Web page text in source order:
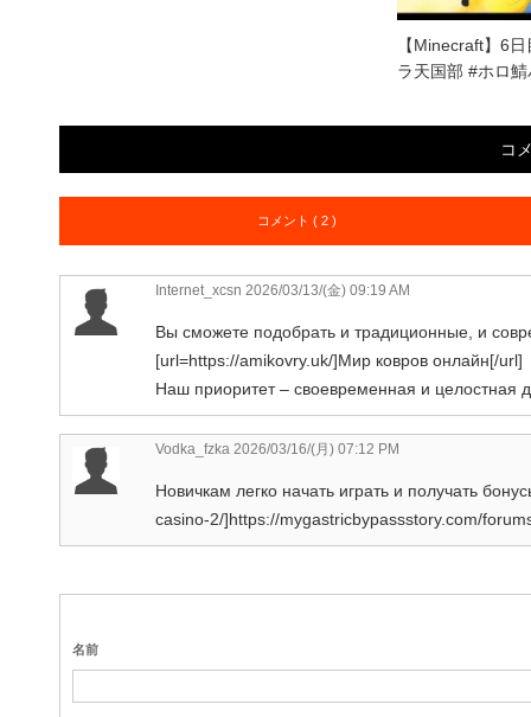
【Minecraft】6
ラ天国部 #ホロ
コ
コメント ( 2 )
Internet_xcsn 2026/03/13/(金) 09:19 AM
Вы сможете подобрать и традиционные, и
[url=https://amikovry.uk/]Мир ковров онлайн[/url]
Наш приоритет – своевременная и целостная
Vodka_fzka 2026/03/16/(月) 07:12 PM
Новичкам легко начать играть и получать
casino-2/]https://mygastricbypassstory.com/
名前